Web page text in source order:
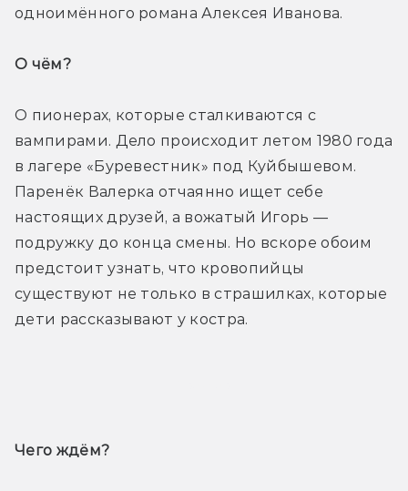
одноимённого романа Алексея Иванова.
О чём?
О пионерах, которые сталкиваются с
вампирами. Дело происходит летом 1980 года
в лагере «Буревестник» под Куйбышевом.
Паренёк Валерка отчаянно ищет себе
настоящих друзей, а вожатый Игорь —
подружку до конца смены. Но вскоре обоим
предстоит узнать, что кровопийцы
существуют не только в страшилках, которые
дети рассказывают у костра.
Чего ждём?